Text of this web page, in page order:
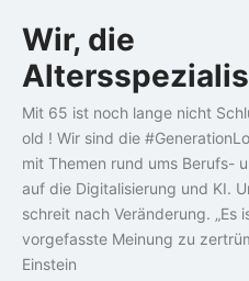
to
content
Wir, die
Mit 65 ist noch lange nicht
old ! Wir sind die
mit Themen rund ums Berufs-
auf die Digitalisierung und KI.
schreit nach Veränderung. „Es
vorgefasste Meinung zu
Einstein